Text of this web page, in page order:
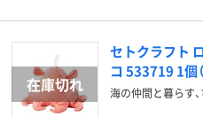
セトクラフト
コ 533719 1個
海の仲間と暮らす